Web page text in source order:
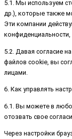
5.1. Мы используем
др.), которые также
Эти компании
5.2. Давая согласие
файлов cookie, вы
лицами.
6. Как управлять
6.1. Вы можете в
отозвать свое
Через настройки